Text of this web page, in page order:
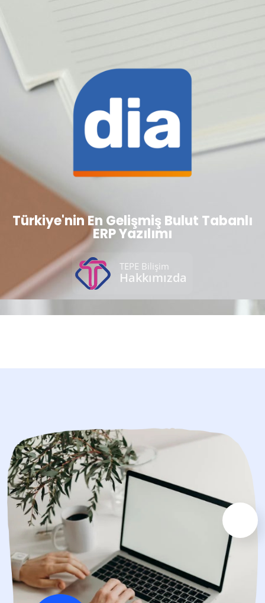
Türkiye'nin En Gelişmiş Bulut Tabanlı
ERP Yazılımı
TEPE Bilişim
Hakkımızda